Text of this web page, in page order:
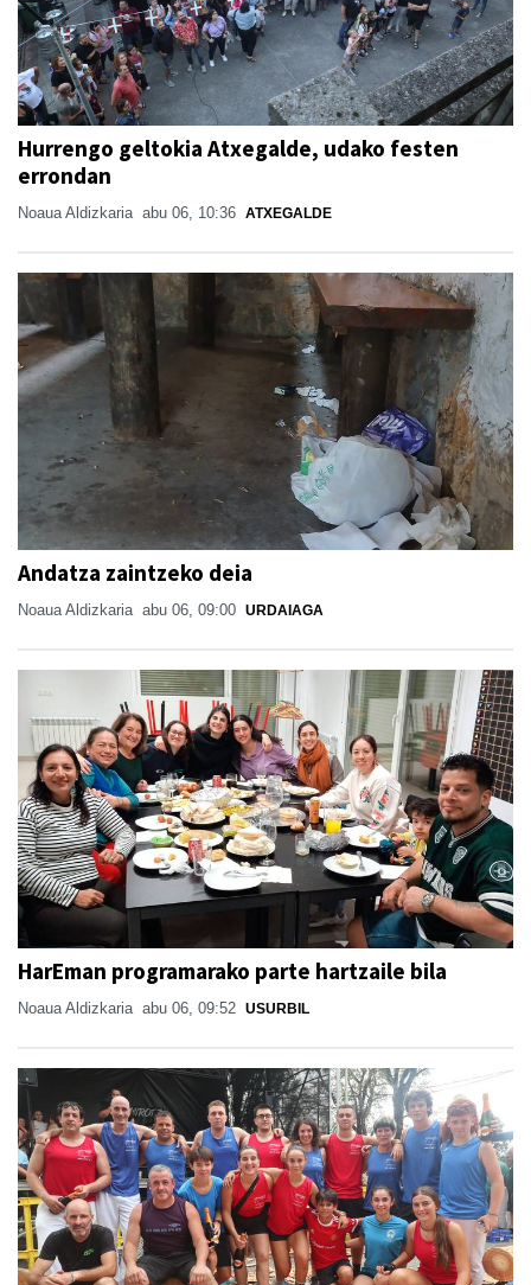
Hurrengo geltokia Atxegalde, udako festen
errondan
Noaua Aldizkaria abu 06, 10:36 ATXEGALDE
Andatza zaintzeko deia
Noaua Aldizkaria abu 06, 09:00 URDAIAGA
HarEman programarako parte hartzaile bila
Noaua Aldizkaria abu 06, 09:52 USURBIL